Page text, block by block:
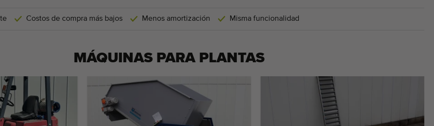
Costos de compra más bajos Menos amortización Misma funcionalidad
MÁQUINAS PARA PLANTAS